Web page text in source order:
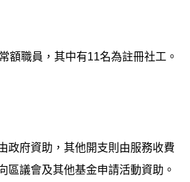
額職員，其中有11名為註冊社工。
政府資助，其他開支則由服務收費
區議會及其他基金申請活動資助。